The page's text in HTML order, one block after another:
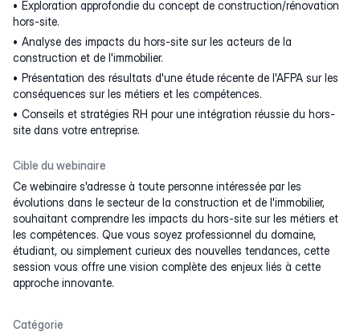
Exploration approfondie du concept de construction/rénovation
hors-site.
Analyse des impacts du hors-site sur les acteurs de la
construction et de l'immobilier.
Présentation des résultats d'une étude récente de l'AFPA sur les
conséquences sur les métiers et les compétences.
Conseils et stratégies RH pour une intégration réussie du hors-
site dans votre entreprise.
Cible du webinaire
Ce webinaire s'adresse à toute personne intéressée par les
évolutions dans le secteur de la construction et de l'immobilier,
souhaitant comprendre les impacts du hors-site sur les métiers et
les compétences. Que vous soyez professionnel du domaine,
étudiant, ou simplement curieux des nouvelles tendances, cette
session vous offre une vision complète des enjeux liés à cette
approche innovante.
Catégorie